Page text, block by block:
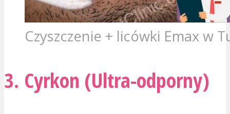
Czyszczenie + licówki Emax w
3. Cyrkon (Ultra-odporny)